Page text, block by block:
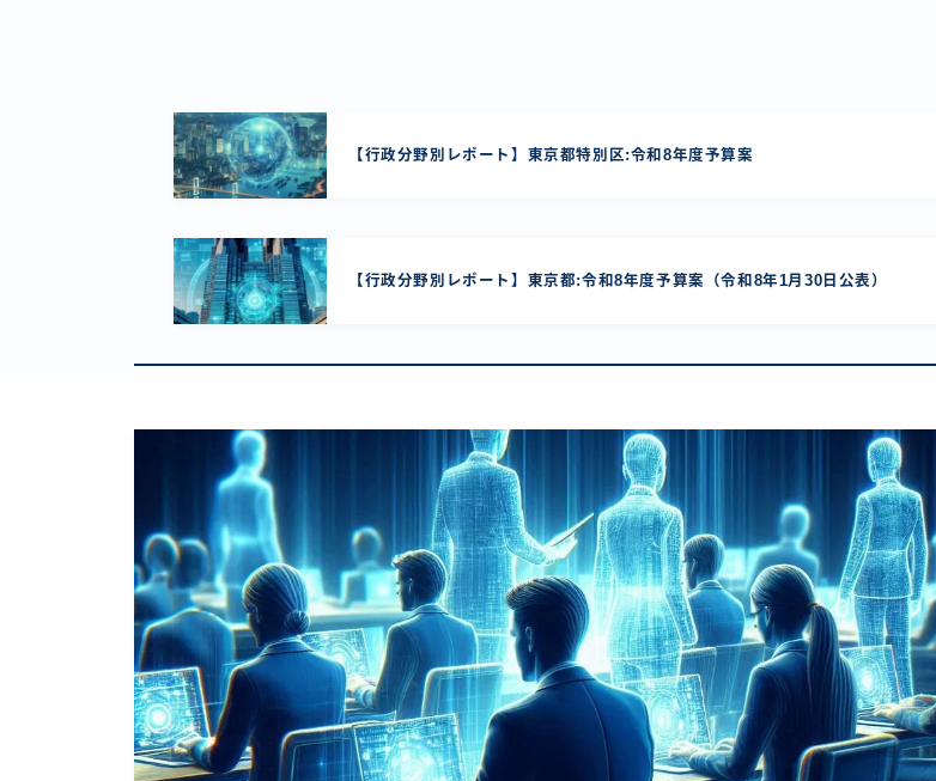
【行政分野別レポート】東京都特別区:令和8年度予算案
【行政分野別レポート】東京都:令和8年度予算案（令和8年1月30日公表）